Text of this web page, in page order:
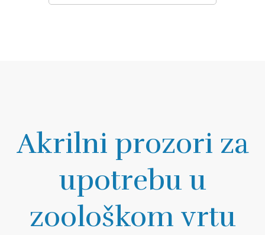
Akrilni prozori za
upotrebu u
zoološkom vrtu